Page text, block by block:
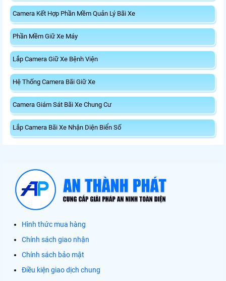
Camera Kết Hợp Phần Mềm Quản Lý Bãi Xe
Phần Mềm Giữ Xe Máy
Lắp Camera Giữ Xe Bệnh Viện
Hệ Thống Camera Bãi Giữ Xe
Camera Giám Sát Bãi Xe Chung Cư
Lắp Camera Bãi Xe Nhận Diện Biển Số
Hình thức mua hàng
Chính sách giao nhận
Chính sách bảo mật
Điều kiện giao dịch chung